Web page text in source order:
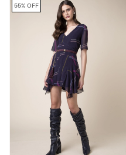
55% OFF